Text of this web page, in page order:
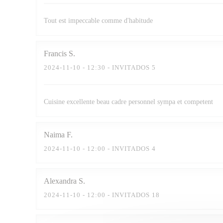
Tout est impeccable comme d'habitude
Francis S
2024-11-10 - 12:30 - INVITADOS 5
Cuisine excellente beau cadre personnel sympa et competent
Naima F
2024-11-10 - 12:00 - INVITADOS 4
Alexandra S
2024-11-10 - 12:00 - INVITADOS 18